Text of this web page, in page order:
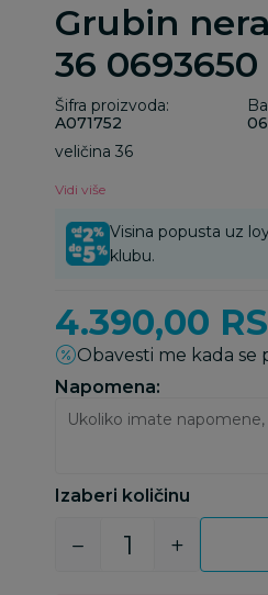
Grubin
36 0693650
Šifra proizvoda:
A071752
veličina 36
Vidi više
Visina popusta uz
klubu.
4.390,00
Obavesti me kada se
Napomena:
Izaberi količinu